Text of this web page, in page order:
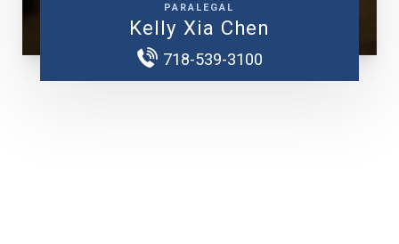
PARALEGAL
Kelly Xia Chen
718-539-3100